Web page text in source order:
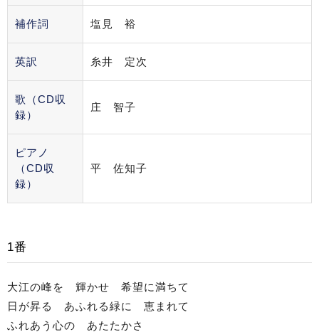
補作詞 塩見 裕
英訳 糸井 定次
歌（CD収
録）
庄 智子
ピアノ
（CD収
録）
平 佐知子
1番
大江の峰を 輝かせ 希望に満ちて
日が昇る あふれる緑に 恵まれて
ふれあう心の あたたかさ